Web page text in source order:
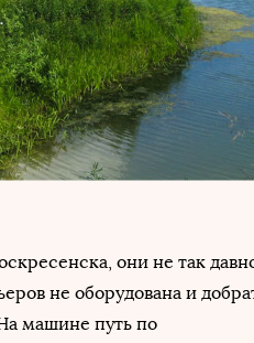
они не так
не оборудована и
машине путь по